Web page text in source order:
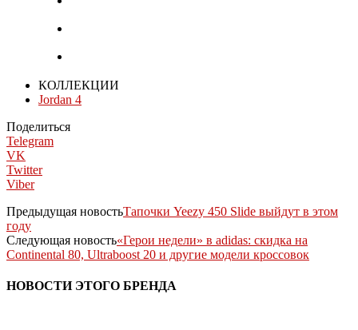
КОЛЛЕКЦИИ
Jordan 4
Поделиться
Telegram
VK
Twitter
Viber
Предыдущая новостьТапочки Yeezy 450 Slide выйдут в этом
году
Следующая новость«Герои недели» в adidas: скидка на
Continental 80, Ultraboost 20 и другие модели кроссовок
НОВОСТИ ЭТОГО БРЕНДА